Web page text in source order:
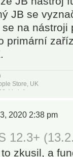
JB se
na nástroji
primární
Store, UK
Vodafone
2020 2:38 pm
12.3+
zkusil, a